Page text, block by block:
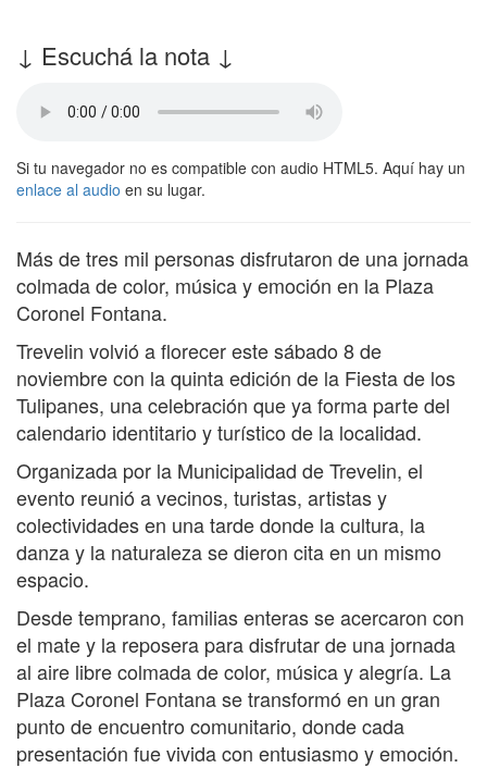
↓ Escuchá la nota ↓
Si tu navegador no es compatible con audio HTML5. Aquí hay un
enlace al audio en su lugar.
Más de tres mil personas disfrutaron de una jornada
colmada de color, música y emoción en la Plaza
Coronel Fontana.
Trevelin volvió a florecer este sábado 8 de
noviembre con la quinta edición de la Fiesta de los
Tulipanes, una celebración que ya forma parte del
calendario identitario y turístico de la localidad.
Organizada por la Municipalidad de Trevelin, el
evento reunió a vecinos, turistas, artistas y
colectividades en una tarde donde la cultura, la
danza y la naturaleza se dieron cita en un mismo
espacio.
Desde temprano, familias enteras se acercaron con
el mate y la reposera para disfrutar de una jornada
al aire libre colmada de color, música y alegría. La
Plaza Coronel Fontana se transformó en un gran
punto de encuentro comunitario, donde cada
presentación fue vivida con entusiasmo y emoción.